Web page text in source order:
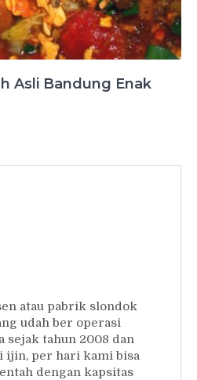
Asli Bandung Enak
atau pabrik slondok
udah ber operasi
sejak tahun 2008 dan
ijin, per hari kami bisa
dengan kapsitas